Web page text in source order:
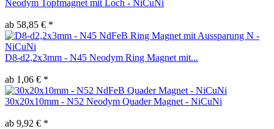
Neodym Topfmagnet mit Loch - NiCuNi
ab 58,85 € *
D8-d2,2x3mm - N45 Neodym Ring Magnet mit...
ab 1,06 € *
30x20x10mm - N52 Neodym Quader Magnet - NiCuNi
ab 9,92 € *